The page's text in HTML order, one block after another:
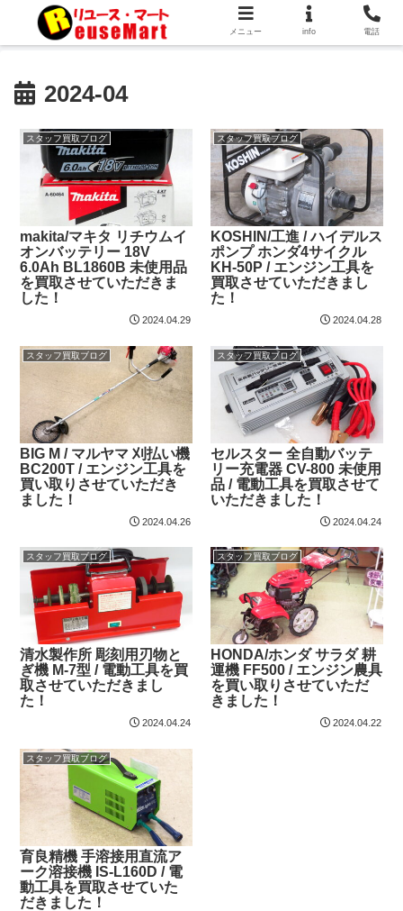
2024-04
スタッフ買取ブログ
makita/マキタ リチウムイ
オンバッテリー 18V
6.0Ah BL1860B 未使用品
を買取させていただきま
した！
2024.04.29
スタッフ買取ブログ
KOSHIN/工進 / ハイデルス
ポンプ ホンダ4サイクル
KH-50P / エンジン工具を
買取させていただきまし
た！
2024.04.28
スタッフ買取ブログ
BIG M / マルヤマ 刈払い機
BC200T / エンジン工具を
買い取りさせていただき
ました！
2024.04.26
スタッフ買取ブログ
セルスター 全自動バッテ
リー充電器 CV-800 未使用
品 / 電動工具を買取させて
いただきました！
2024.04.24
スタッフ買取ブログ
清水製作所 彫刻用刃物と
ぎ機 M-7型 / 電動工具を買
取させていただきまし
た！
2024.04.24
スタッフ買取ブログ
HONDA/ホンダ サラダ 耕
運機 FF500 / エンジン農具
を買い取りさせていただ
きました！
2024.04.22
スタッフ買取ブログ
育良精機 手溶接用直流ア
ーク溶接機 IS-L160D / 電
動工具を買取させていた
だきました！
メニュー info 電話